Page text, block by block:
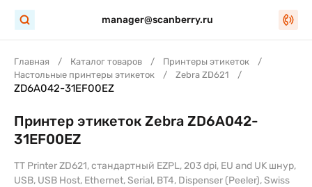
manager@scanberry.ru
Главная Каталог товаров
Принтеры этикеток
Настольные принтеры этикеток
Zebra ZD621
ZD6A042-31EF00EZ
Принтер этикеток Zebra ZD6A042-
31EF00EZ
TT Printer ZD621, стандартный EZPL, 203 dpi, EU and UK шнур,
USB, USB Host, Ethernet, Serial, BT4, Dispenser (Peeler), Swiss